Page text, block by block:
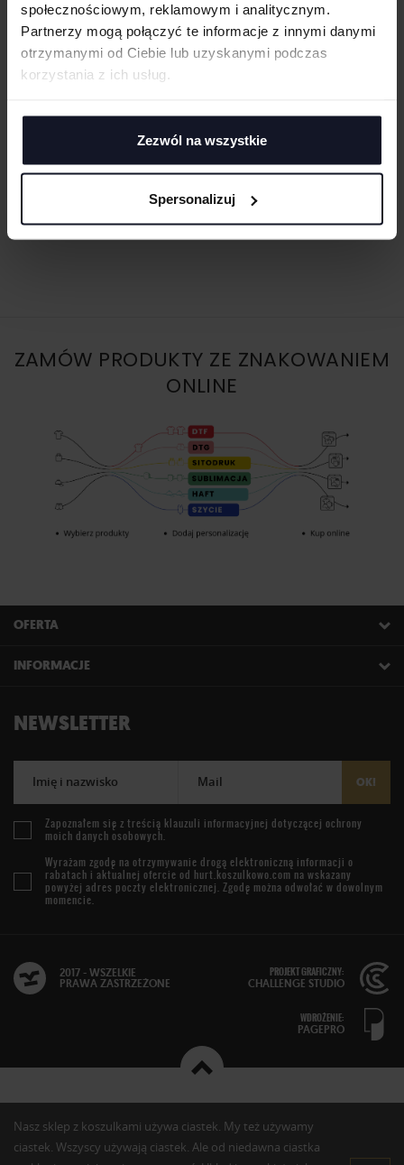
społecznościowym, reklamowym i analitycznym.
Partnerzy mogą połączyć te informacje z innymi danymi
otrzymanymi od Ciebie lub uzyskanymi podczas
korzystania z ich usług.
Zezwól na wszystkie
Spersonalizuj
BARU BEANIE
Od 26.79 zł netto
ZAMÓW PRODUKTY ZE ZNAKOWANIEM
ONLINE
OFERTA
INFORMACJE
NEWSLETTER
Imię i nazwisko Mail OK!
Zapoznałem się z treścią klauzuli informacyjnej dotyczącej ochrony
moich danych osobowych.
Wyrażam zgodę na otrzymywanie drogą elektroniczną informacji o
rabatach i aktualnej ofercie od hurt.koszulkowo.com na wskazany
powyżej adres poczty elektronicznej. Zgodę można odwołać w dowolnym
momencie.
2017 - WSZELKIE
PRAWA ZASTRZEŻONE
PROJEKT GRAFICZNY:
CHALLENGE STUDIO
WDROŻENIE:
PAGEPRO
Nasz sklep z koszulkami używa ciastek. My też używamy
ciastek. Wszyscy używają ciastek. Ale od niedawna ciastka